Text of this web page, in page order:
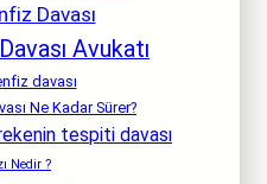
Davası
Avukatı
davası
Ne Kadar Sürer?
tespiti davası
Nedir ?